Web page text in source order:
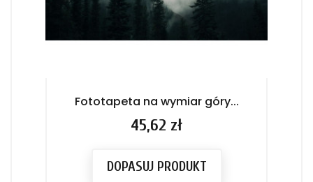
Fototapeta na wymiar góry...
Cena
45,62 zł
DOPASUJ PRODUKT